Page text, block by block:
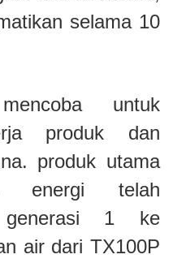
selama 10
untuk
produk dan
produk utama
energi telah
generasi 1 ke
air dari TX100P